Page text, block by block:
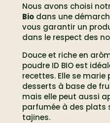
Nous avons choisi
Biodans une
vous garantir un
dans le respect des
Douce et riche en
poudre ID BIO est
recettes. Elle se
desserts à base de
mais elle peut aussi
parfumée à des plats
tajines.